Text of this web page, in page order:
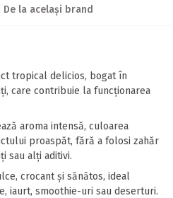
De la același brand
tropical delicios, bogat în
care contribuie la funcționarea
aroma intensă, culoarea
proaspăt, fără a folosi zahăr
sau alți aditivi.
crocant și sănătos, ideal
iaurt, smoothie-uri sau deserturi.